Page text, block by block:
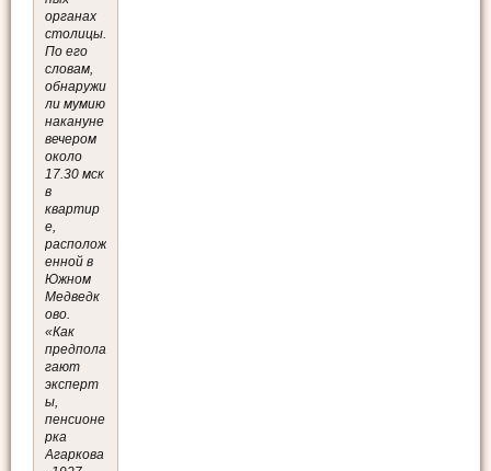
органах
столицы.
По его
словам,
обнаружи
ли мумию
накануне
вечером
около
17.30 мск
в
квартир
е,
располож
енной в
Южном
Медведк
ово.
«Как
предпола
гают
эксперт
ы,
пенсионе
рка
Агаркова